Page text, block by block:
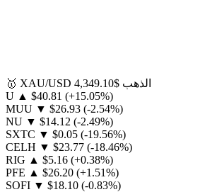
🥇 XAU/USD الذهب $4,349.10
U ▲ $40.81 (+15.05%)
MUU ▼ $26.93 (-2.54%)
NU ▼ $14.12 (-2.49%)
SXTC ▼ $0.05 (-19.56%)
CELH ▼ $23.77 (-18.46%)
RIG ▲ $5.16 (+0.38%)
PFE ▲ $26.20 (+1.51%)
SOFI ▼ $18.10 (-0.83%)